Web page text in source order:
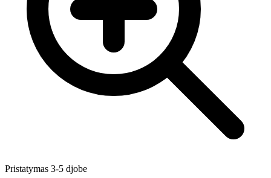
Pristatymas 3-5 djobe